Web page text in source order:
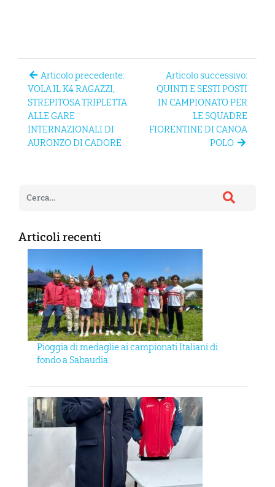
Articolo precedente:
VOLA IL K4 RAGAZZI,
STREPITOSA TRIPLETTA
ALLE GARE
INTERNAZIONALI DI
AURONZO DI CADORE
Articolo successivo:
QUINTI E SESTI POSTI
IN CAMPIONATO PER
LE SQUADRE
FIORENTINE DI CANOA
POLO
Articoli recenti
Pioggia di medaglie ai campionati Italiani di
fondo a Sabaudia